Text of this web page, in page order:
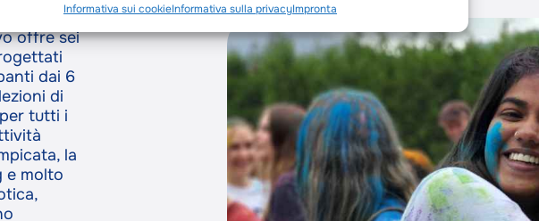
dati di geolocalizzazione precisi, Riconoscere i dispositivi in base
richieste attivamente.
la sicurezza, prevenire e rilevare frodi, correggere
e presentare pubblicità e contenuto, Salvare e
le scelte sulla privacy.
Sempre attivo
Informativa sui cookieInformativa sulla privacyImpronta
offre sei
dai 6
di
tutti i
la
e molto